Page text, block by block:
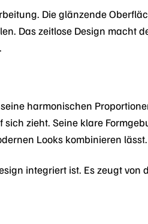
Die glänzende
Das zeitlose Design macht
harmonischen
zieht. Seine klare
Looks kombinieren lässt.
integriert ist. Es zeugt von